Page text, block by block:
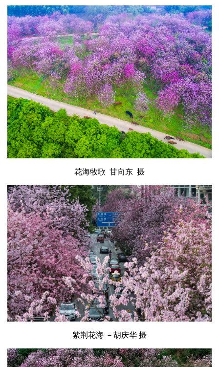
花海牧歌 甘向东 摄
紫荆花海 －胡庆华 摄